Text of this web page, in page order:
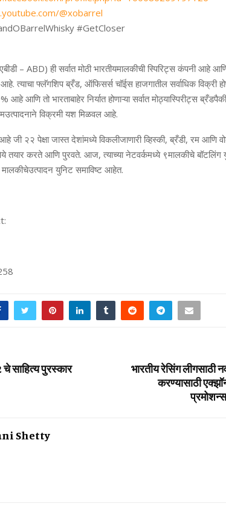
@xobarrel
#GetCloser
एबीडी– ABD) ही सर्वात मोठी भारतीयमालकीची स्पिरिट्स कंपनी आहे
आहे. त्याचा फ्लॅगशिप ब्रँड, ऑफिसर्स चॉईस हाजगातील सर्वाधिक विक्री
% आहे आणि तो भारताबाहेर निर्यात होणाऱ्या सर्वात मोठ्यास्पिरीट्स ब्रँडपैकी
उत्पादनाने विक्रमी यश मिळवल आहे.
जी २२ पेक्षा जास्त देशांमध्ये विकलीजाणारी व्हिस्की, ब्रँडी, रम आणि
तयार करते आणि पुरवते. आज, त्याच्या नेटवर्कमध्ये ९मालकीचे बॉटलिंग
मालकीचेउत्पादन युनिट समाविष्ट आहेत.
चे साहित्य पुरस्कार
भारतीय रेसिंग लीगसाठी
करण्यासाठी
Shetty